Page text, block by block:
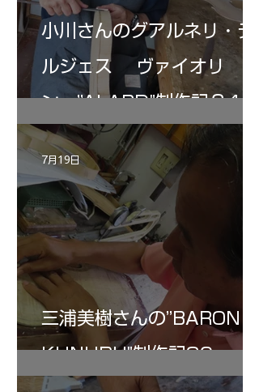
小川さんのグアルネリ・デ
ルジェス ヴァイオリ
ン ”ALARD"制作記３4
三浦美樹さんの”BARON・
KUNUPU"制作記30
7月19日